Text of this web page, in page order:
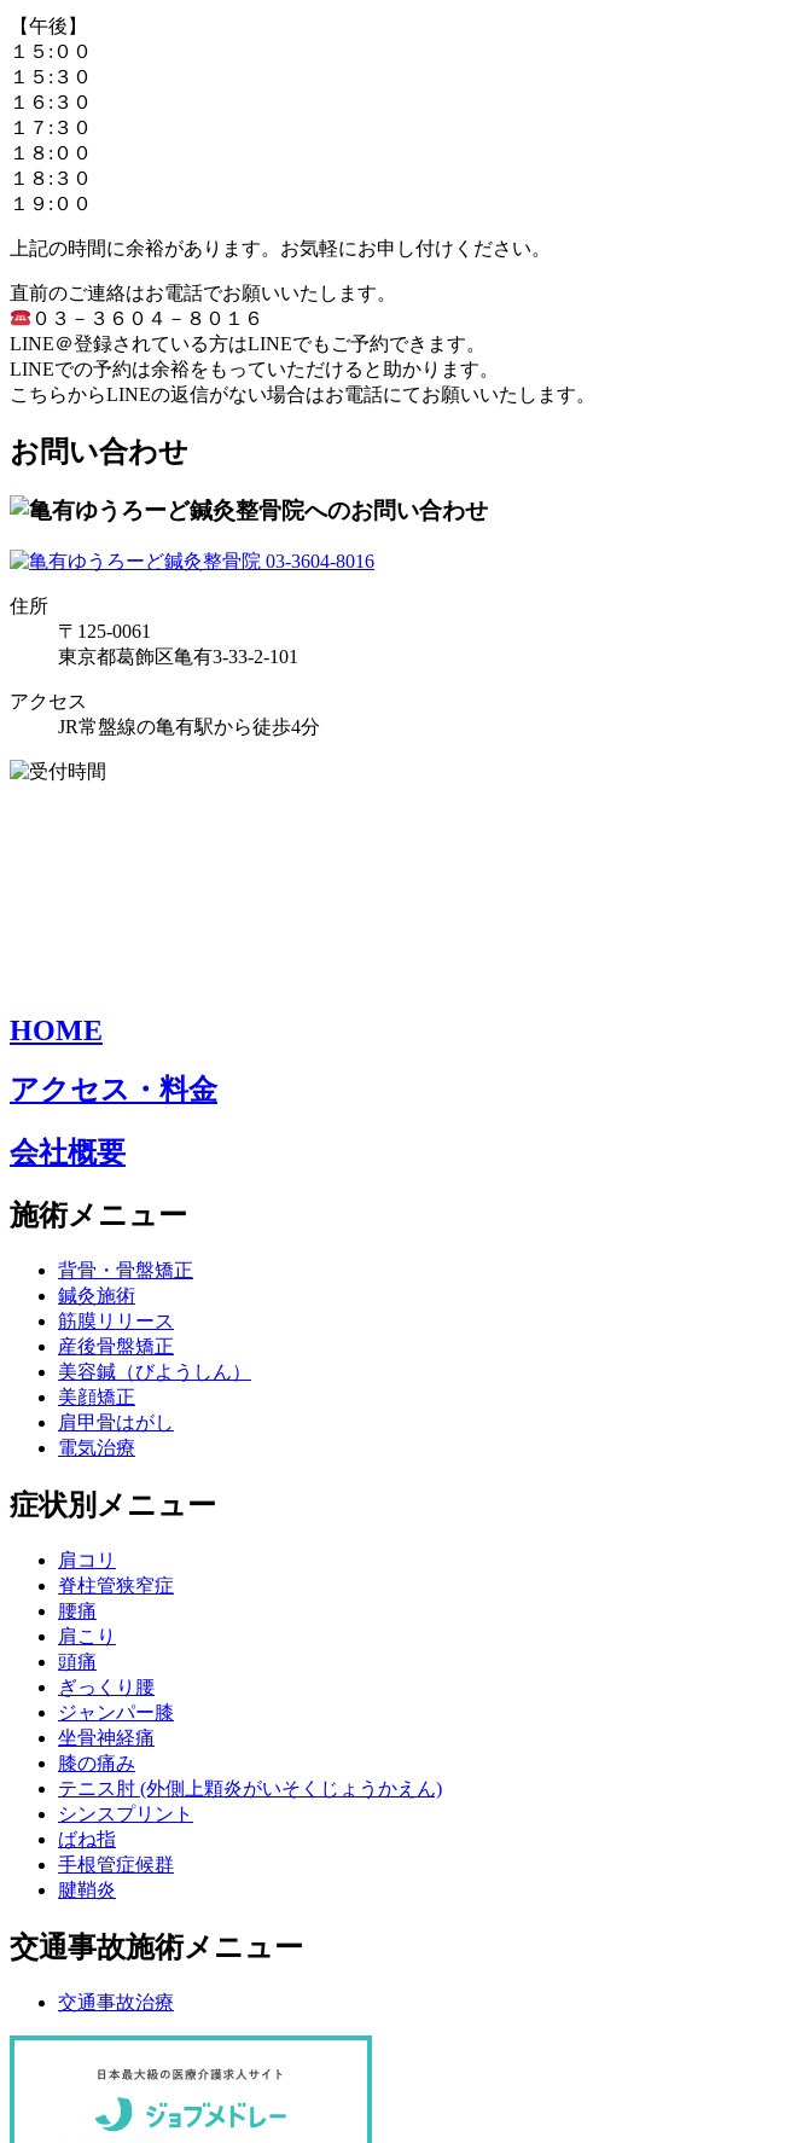
【午後】
１５:００
１５:３０
１６:３０
１７:３０
１８:００
１８:３０
１９:００
上記の時間に余裕があります。お気軽にお申し付けください。
直前のご連絡はお電話でお願いいたします。
０３－３６０４－８０１６
LINE＠登録されている方はLINEでもご予約できます。
LINEでの予約は余裕をもっていただけると助かります。
こちらからLINEの返信がない場合はお電話にてお願いいたします。
お問い合わせ
住所
〒125-0061
東京都葛飾区亀有3-33-2-101
アクセス
JR常盤線の亀有駅から徒歩4分
HOME
アクセス・料金
会社概要
施術メニュー
背骨・骨盤矯正
鍼灸施術
筋膜リリース
産後骨盤矯正
美容鍼（びようしん）
美顔矯正
肩甲骨はがし
電気治療
症状別メニュー
肩コリ
脊柱管狭窄症
腰痛
肩こり
頭痛
ぎっくり腰
ジャンパー膝
坐骨神経痛
膝の痛み
テニス肘 (外側上顆炎がいそくじょうかえん)
シンスプリント
ばね指
手根管症候群
腱鞘炎
交通事故施術メニュー
交通事故治療